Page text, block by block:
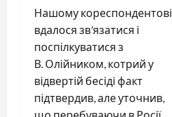
Нашому кореспондентові
вдалося зв’язатися і
поспілкуватися з
В. Олійником, котрий у
відвертій бесіді факт
підтвердив, але уточнив,